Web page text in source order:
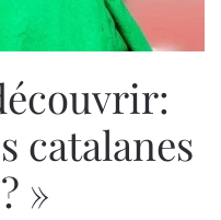
catalanes
»